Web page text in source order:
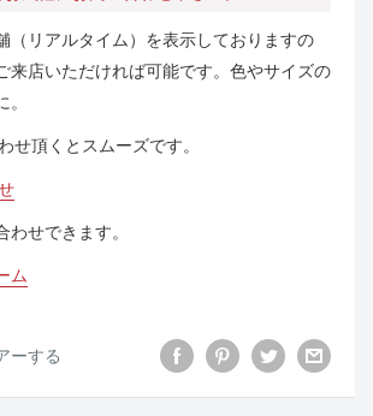
（リアルタイム）を表示しておりますの
来店いただければ可能です。色やサイズの
せ頂くとスムーズです。
わせできます。
ム
ーする